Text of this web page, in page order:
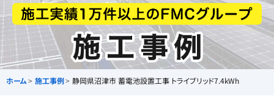
ホーム 施工事例 静岡県沼津市 蓄電池設置工事 トライブリッド7.4kWh